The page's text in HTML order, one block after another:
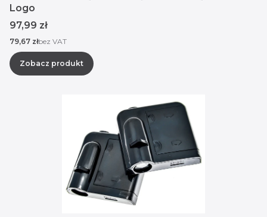
Logo
Cena
97,99 zł
Cena
79,67 złbez VAT
Zobacz produkt